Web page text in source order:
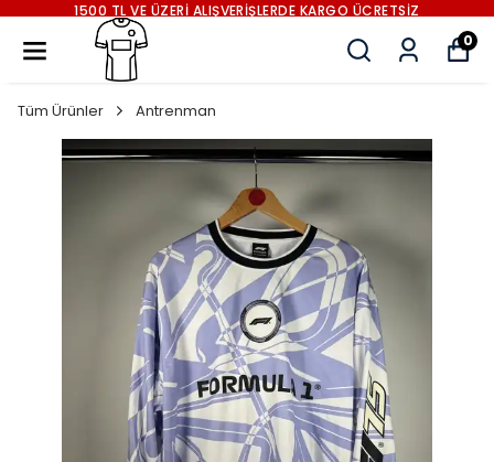
KARGO ÜCRETSİZ
1500 TL VE ÜZERİ
0
Tüm Ürünler Antrenman